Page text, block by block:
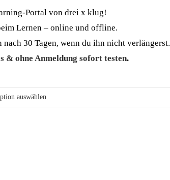
Portal von drei x klug!
Lernen – online und offline.
30 Tagen, wenn du ihn nicht verlängerst.
& ohne Anmeldung sofort testen.